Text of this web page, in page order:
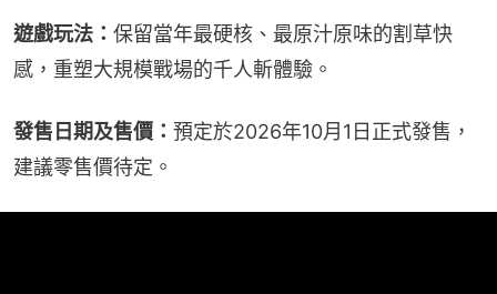
遊戲玩法： 保留當年最硬核、最原汁原味的割草快
感，重塑大規模戰場的千人斬體驗。
發售日期及售價： 預定於2026年10月1日正式發售，
建議零售價待定。